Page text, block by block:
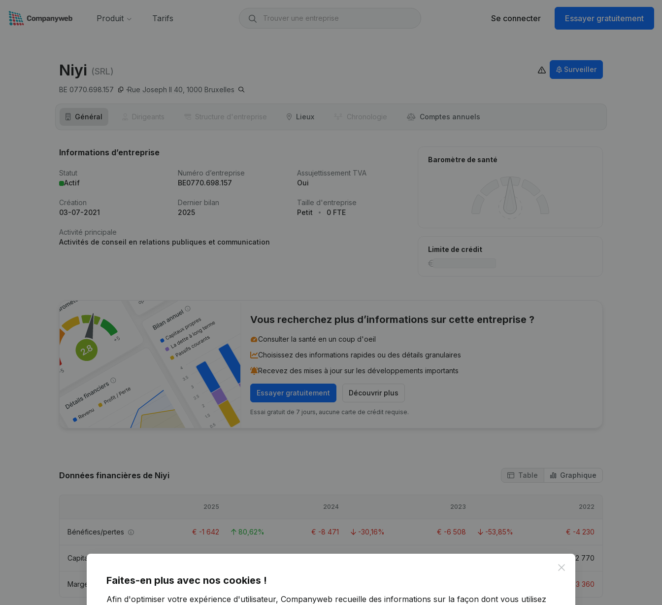
Produit Tarifs Se connecter Essayer gratuitement
Niyi (SRL)
BE 0770.698.157 Rue Joseph II 40, 1000 Bruxelles
Surveiller
Général Dirigeants Structure d'entreprise Lieux Chronologie Comptes annuels
Informations d’entreprise
Statut
Actif
Numéro d’entreprise
BE0770.698.157
Assujettissement TVA
Oui
Création
03-07-2021
Dernier bilan
2025
Taille d'entreprise
Petit
0 FTE
Activité principale
Activités de conseil en relations publiques et communication
Baromètre de santé
Limite de crédit
Vous recherchez plus d’informations sur cette entreprise ?
Consulter la santé en un coup d'oeil
Choisissez des informations rapides ou des détails granulaires
Recevez des mises à jour sur les développements importants
Essayer gratuitement Découvrir plus
Essai gratuit de 7 jours, aucune carte de crédit requise.
Données financières de Niyi Table Graphique
2025 2024 2023 2022
Bénéfices/pertes € -1 642 80,62% € -8 471 -30,16% € -6 508 -53,85% € -4 230
Capitaux propres €2 770
Marge brute €-1 675 -3,15% -3 360
Close
Faites-en plus avec nos cookies !
Afin d'optimiser votre expérience d'utilisateur, Companyweb recueille des informations sur la façon dont vous utilisez